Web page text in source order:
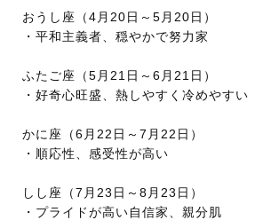
おうし座（4月20日～5月20日）
・平和主義者、穏やかで努力家
ふたご座（5月21日～6月21日）
・好奇心旺盛、熱しやすく冷めやすい
かに座（6月22日～7月22日）
・順応性、感受性が高い
しし座（7月23日～8月23日）
・プライドが高い自信家、親分肌